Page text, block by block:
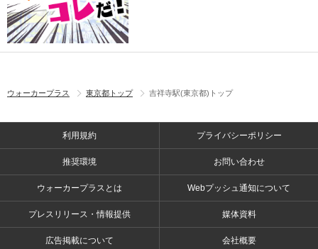
ウォーカープラス 東京都トップ 吉祥寺駅(東京都)トップ
利用規約 プライバシーポリシー
推奨環境 お問い合わせ
ウォーカープラスとは Webプッシュ通知について
プレスリリース・情報提供 媒体資料
広告掲載について 会社概要